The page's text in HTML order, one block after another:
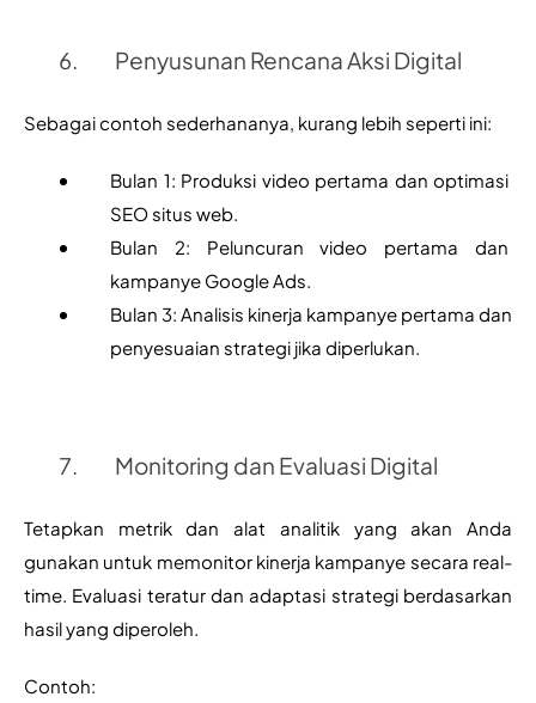
Penyusunan Rencana Aksi Digital
Sebagai contoh sederhananya, kurang lebih seperti ini:
Bulan 1: Produksi video pertama dan optimasi
SEO situs web.
Bulan 2: Peluncuran video pertama dan
kampanye Google Ads.
Bulan 3: Analisis kinerja kampanye pertama dan
penyesuaian strategi jika diperlukan.
Monitoring dan Evaluasi Digital
Tetapkan metrik dan alat analitik yang akan Anda
gunakan untuk memonitor kinerja kampanye secara real-
time. Evaluasi teratur dan adaptasi strategi berdasarkan
hasil yang diperoleh.
Contoh: